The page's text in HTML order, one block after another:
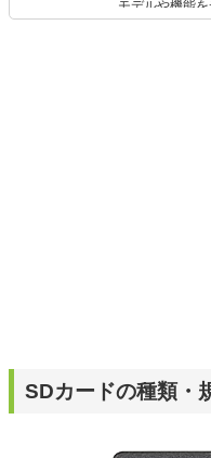
モデルや機能
ムを楽しみな
SDカードの種類・